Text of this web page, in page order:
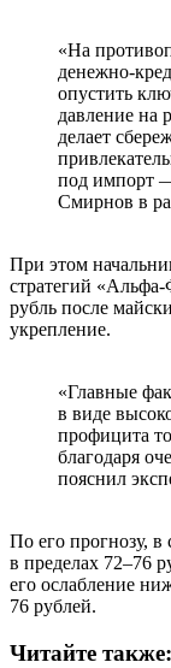
«На
денежно-
опустить
давление на
делает
под импорт
Смирнов в
При этом
стратегий
рубль после
укрепление.
«Главные
в виде
профицита
благодаря
пояснил
По его прогнозу, в
в пределах 72–76
его ослабление
76 рублей.
Читайте также: